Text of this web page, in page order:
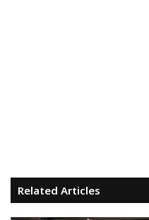
Related Articles